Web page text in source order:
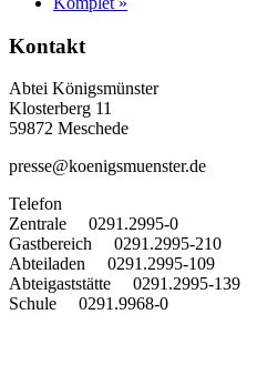
Kontakt
Abtei Königsmünster
Klosterberg 11
59872 Meschede
presse@koenigsmuenster.de
Telefon
Zentrale 0291.2995-0
Gastbereich 0291.2995-210
Abteiladen 0291.2995-109
Abteigaststätte 0291.2995-139
Schule 0291.9968-0